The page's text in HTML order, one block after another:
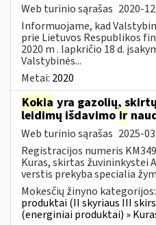
Web turinio sąrašas 2020-
Informuojame, kad
prie Lietuvos Respublikos
2020 m . lapkričio 18 d.
Valstybinės...
Metai: 2020
Kokia yra gazolių,
leidimų išdavimo ir
Web turinio sąrašas 2025-
Registracijos numeris KM349
Kuras, skirtas žuvininkystei
verstis prekyba specialia
Mokesčių žinyno kategorijos:
produktai (II skyriaus III
(energiniai produktai) »